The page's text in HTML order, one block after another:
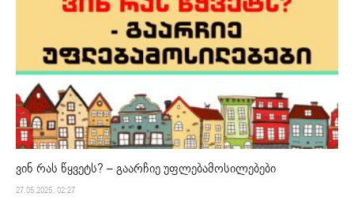
ვინ რას წყვეტს? – გაარჩიე უფლებამოსილებები
27.05.2025. 02:27